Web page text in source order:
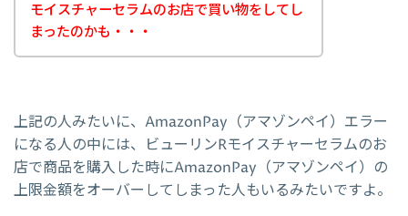
モイスチャーセラムのお店で買い物をしてし
まったのかも・・・
上記の人みたいに、AmazonPay（アマゾンペイ）エラー
になる人の中には、ビューリンRモイスチャーセラムのお
店で商品を購入した時にAmazonPay（アマゾンペイ）の
上限金額をオーバーしてしまった人もいるみたいですよ。